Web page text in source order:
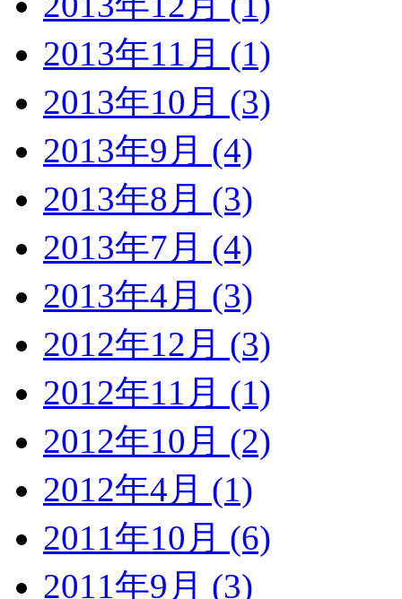
2013年11月 (1)
2013年10月 (3)
2013年9月 (4)
2013年8月 (3)
2013年7月 (4)
2013年4月 (3)
2012年12月 (3)
2012年11月 (1)
2012年10月 (2)
2012年4月 (1)
2011年10月 (6)
2011年9月 (3)